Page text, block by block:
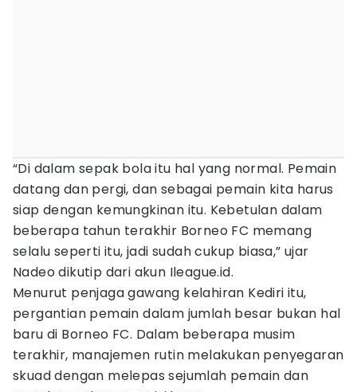
“Di dalam sepak bola itu hal yang normal. Pemain
datang dan pergi, dan sebagai pemain kita harus
siap dengan kemungkinan itu. Kebetulan dalam
beberapa tahun terakhir Borneo FC memang
selalu seperti itu, jadi sudah cukup biasa,” ujar
Nadeo dikutip dari akun Ileague.id.
Menurut penjaga gawang kelahiran Kediri itu,
pergantian pemain dalam jumlah besar bukan hal
baru di Borneo FC. Dalam beberapa musim
terakhir, manajemen rutin melakukan penyegaran
skuad dengan melepas sejumlah pemain dan